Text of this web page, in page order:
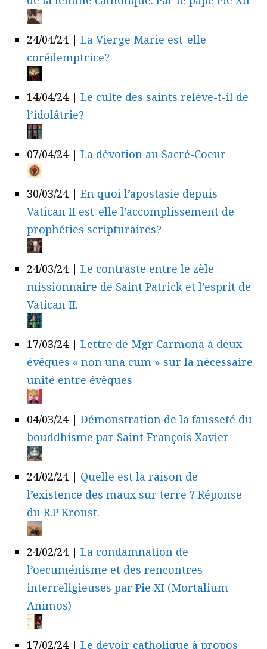
24/04/24 | La Vierge Marie est-elle
corédemptrice?
14/04/24 | Le culte des saints relève-t-il de
l’idolâtrie?
07/04/24 | La dévotion au Sacré-Coeur
30/03/24 | En quoi l’apostasie depuis
Vatican II est-elle l’accomplissement de
prophéties scripturaires?
24/03/24 | Le contraste entre le zèle
missionnaire de Saint Patrick et l’esprit de
Vatican II.
17/03/24 | Lettre de Mgr Carmona à deux
évêques « non una cum » sur la nécessaire
unité entre évêques
04/03/24 | Démonstration de la fausseté du
bouddhisme par Saint François Xavier
24/02/24 | Quelle est la raison de
l’existence des maux sur terre ? Réponse
du R.P Kroust.
24/02/24 | La condamnation de
l’oecuménisme et des rencontres
interreligieuses par Pie XI (Mortalium
Animos)
17/02/24 | Le devoir catholique à propos